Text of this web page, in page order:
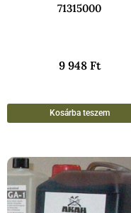
71315000
9 948 Ft
Kosárba teszem